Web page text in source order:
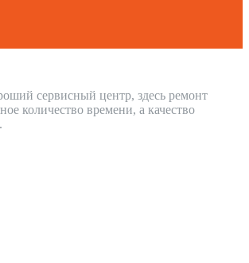
сервисный центр, здесь ремонт
количество времени, а качество